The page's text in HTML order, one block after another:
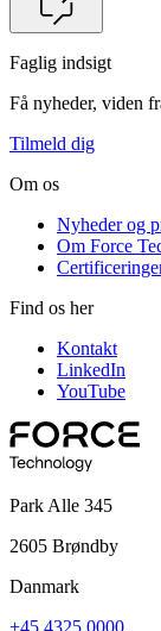
Faglig indsigt
Få nyheder, viden
Tilmeld dig
Om os
Nyheder og
Om Force
Find os her
Kontakt
LinkedIn
YouTube
Park Alle 345
2605 Brøndby
Danmark
+45 4325 0000